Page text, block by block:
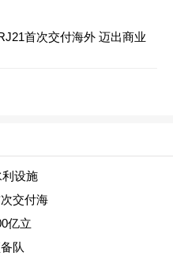
首次交付海外 迈出商业
设施
交付海
亿立
队